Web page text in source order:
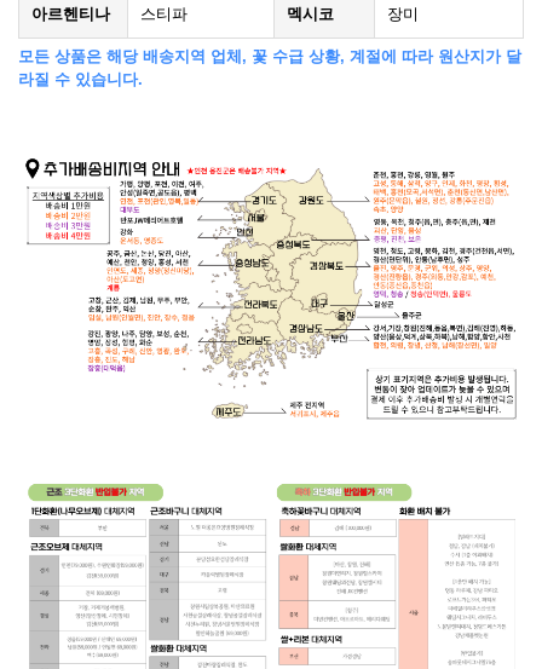
아르헨티나 스티파 멕시코 장미
모든 상품은 해당 배송지역 업체, 꽃 수급 상황, 계절에 따라 원산지가 달
라질 수 있습니다.